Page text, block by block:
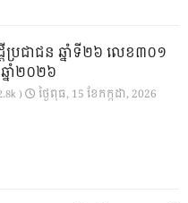
ដីប្រជាជន ឆ្នាំទី២៦ លេខ៣០១
នាំ២០២៦
) ថ្ងៃ​ពុធ, 15 ខែ​កក្កដា, 2026